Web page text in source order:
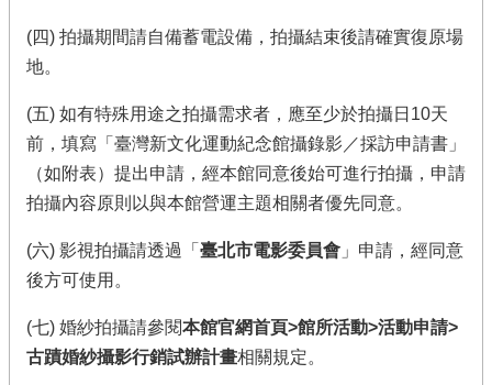
(四) 拍攝期間請自備蓄電設備，拍攝結束後請確實復原場
地。
(五) 如有特殊用途之拍攝需求者，應至少於拍攝日10天
前，填寫「臺灣新文化運動紀念館攝錄影／採訪申請書」
（如附表）提出申請，經本館同意後始可進行拍攝，申請
拍攝內容原則以與本館營運主題相關者優先同意。
(六) 影視拍攝請透過「 臺北市電影委員會 」申請，經同意
後方可使用。
(七) 婚紗拍攝請參閱本館官網首頁>館所活動>活動申請>
古蹟婚紗攝影行銷試辦計畫相關規定。